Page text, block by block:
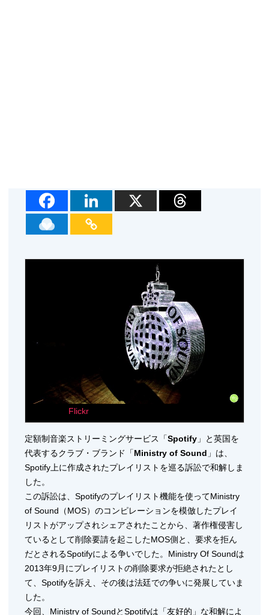
Flickr(Jamie Bellal)
定額制音楽ストリーミングサービス「Spotify」と英国を
代表するクラブ・ブランド「Ministry of Sound 」は、
Spotify上に作成されたプレイリストを巡る訴訟で和解しま
した。
この訴訟は、Spotifyのプレイリスト機能を使ってMinistry
of Sound（MOS）のコンピレーションを模倣したプレイ
リストがアップされシェアされたことから、著作権侵害し
ているとして削除要請を起こしたMOS側と、要求を拒ん
だとされるSpotifyによる争いでした。Ministry Of Soundは
2013年9月にプレイリストの削除要求が拒絶されたとし
て、Spotifyを訴え、その後は法廷での争いに発展していま
した。
今回、Ministry of SoundとSpotifyは「友好的」な和解によ